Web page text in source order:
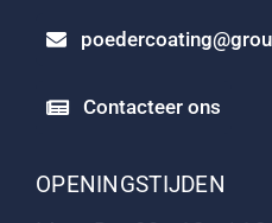
Contacteer ons
OPENINGSTIJDEN